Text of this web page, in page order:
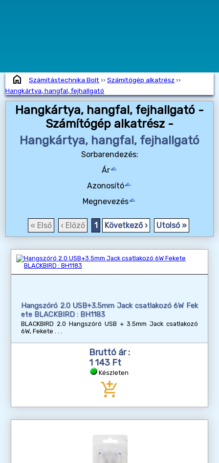
home Számítástechnika Bolt ››Számítógép alkatrész››
Hangkártya, hangfal, fejhallgató
Hangkártya, hangfal, fejhallgató -
Számítógép alkatrész -
Hangkártya, hangfal, fejhallgató
Sorbarendezés:
Ár
Azonosító
Megnevezés
« Első ‹ Előző 1 Következő › Utolsó »
Hangszóró 2.0 USB+3.5mm Jack csatlakozó 6W Fek
ete BLACKBIRD : BH1183
BLACKBIRD 2.0 Hangszóró USB + 3.5mm Jack csatlakozó
6W, Fekete
Bruttó ár :
1 143 Ft
Készleten
add_shopping_cart